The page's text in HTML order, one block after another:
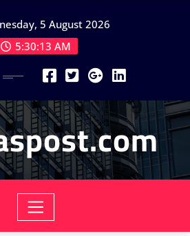
5 August 2026
5:30:13 AM